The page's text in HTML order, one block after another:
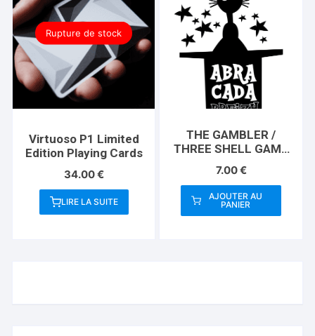
Rupture de stock
Virtuoso P1 Limited
Edition Playing Cards
34.00€
LIRE LA SUITE
THE GAMBLER /
THREE SHELL GAME
(Gimmicks and
Instructions) by
Apprentice Magic –
Trick
7.00€
AJOUTER AU
PANIER